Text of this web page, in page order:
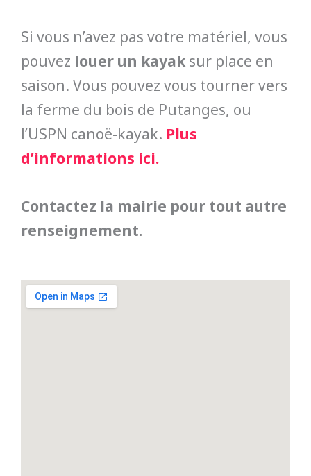
Si vous n’avez pas votre matériel, vous
pouvez louer un kayak sur place en
saison. Vous pouvez vous tourner vers
la ferme du bois de Putanges, ou
l’USPN canoë-kayak. Plus
d’informations ici.
Contactez la mairie pour tout autre
renseignement.